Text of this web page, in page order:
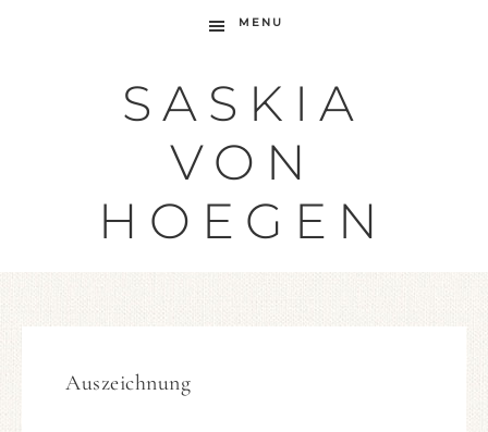
MENU
SASKIA
VON
HOEGEN
Auszeichnung